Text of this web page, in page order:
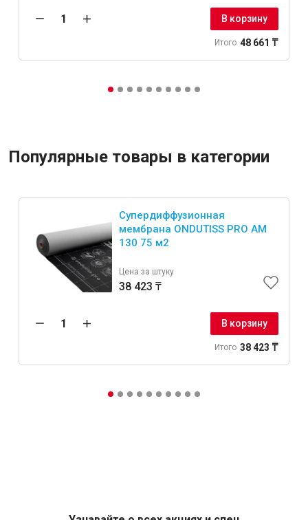
В корзину
Итого 48 661 ₸
Популярные товары в категории
Супердиффузионная
мембрана ONDUTISS PRO AM
130 75 м2
Цена за штуку
38 423 ₸
В корзину
Итого 38 423 ₸